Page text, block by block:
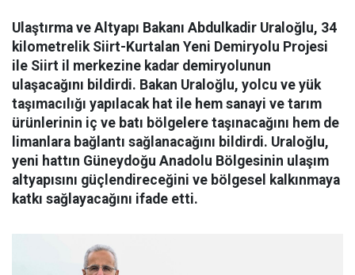
Ulaştırma ve Altyapı Bakanı Abdulkadir Uraloğlu, 34
kilometrelik Siirt-Kurtalan Yeni Demiryolu Projesi
ile Siirt il merkezine kadar demiryolunun
ulaşacağını bildirdi. Bakan Uraloğlu, yolcu ve yük
taşımacılığı yapılacak hat ile hem sanayi ve tarım
ürünlerinin iç ve batı bölgelere taşınacağını hem de
limanlara bağlantı sağlanacağını bildirdi. Uraloğlu,
yeni hattın Güneydoğu Anadolu Bölgesinin ulaşım
altyapısını güçlendireceğini ve bölgesel kalkınmaya
katkı sağlayacağını ifade etti.